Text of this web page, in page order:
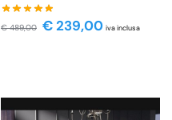
€489,00 €239,00 iva inclusa